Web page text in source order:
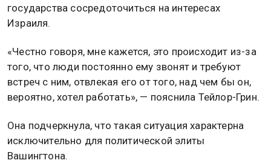
государства сосредоточиться на интересах
Израиля.
«Честно говоря, мне кажется, это происходит из-за
того, что люди постоянно ему звонят и требуют
встреч с ним, отвлекая его от того, над чем бы он,
вероятно, хотел работать», — пояснила Тейлор-Грин.
Она подчеркнула, что такая ситуация характерна
исключительно для политической элиты
Вашингтона.